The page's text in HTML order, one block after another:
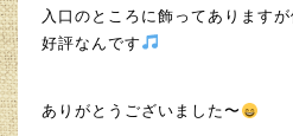
入口のところに飾ってあります
好評なんです
ありがとうございました〜